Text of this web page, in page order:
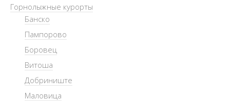
Горнолыжные курорты
Банско
Пампорово
Боровец
Витоша
Добриниште
Маловица